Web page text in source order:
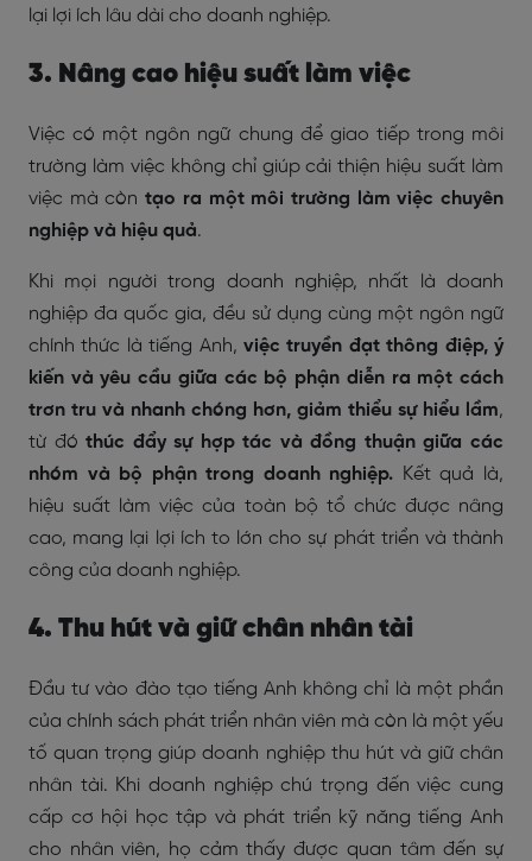
lại lợi ích lâu dài cho doanh nghiệp.
3. Nâng cao hiệu suất làm việc
Việc có một ngôn ngữ chung để giao tiếp trong môi
trường làm việc không chỉ giúp cải thiện hiệu suất làm
việc mà còn tạo ra một môi trường làm việc chuyên
nghiệp và hiệu quả.
Khi mọi người trong doanh nghiệp, nhất là doanh
nghiệp đa quốc gia, đều sử dụng cùng một ngôn ngữ
chính thức là tiếng Anh, việc truyền đạt thông điệp, ý
kiến và yêu cầu giữa các bộ phận diễn ra một cách
trơn tru và nhanh chóng hơn, giảm thiểu sự hiểu lầm,
từ đó thúc đẩy sự hợp tác và đồng thuận giữa các
nhóm và bộ phận trong doanh nghiệp. Kết quả là,
hiệu suất làm việc của toàn bộ tổ chức được nâng
cao, mang lại lợi ích to lớn cho sự phát triển và thành
công của doanh nghiệp.
4. Thu hút và giữ chân nhân tài
Đầu tư vào đào tạo tiếng Anh không chỉ là một phần
của chính sách phát triển nhân viên mà còn là một yếu
tố quan trọng giúp doanh nghiệp thu hút và giữ chân
nhân tài. Khi doanh nghiệp chú trọng đến việc cung
cấp cơ hội học tập và phát triển kỹ năng tiếng Anh
cho nhân viên, họ cảm thấy được quan tâm đến sự